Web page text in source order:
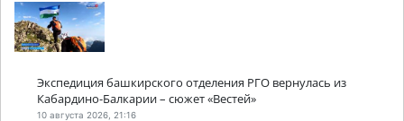
Экспедиция башкирского отделения РГО вернулась из
Кабардино-Балкарии – сюжет «Вестей»
10 августа 2026, 21:16